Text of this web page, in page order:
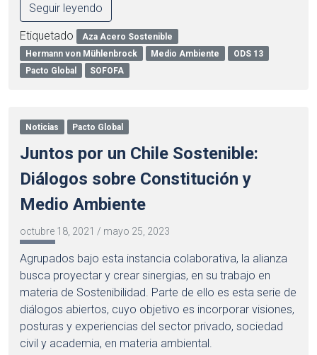
Seguir leyendo
Etiquetado
Aza Acero Sostenible
Hermann von Mühlenbrock
Medio Ambiente
ODS 13
Pacto Global
SOFOFA
Noticias Pacto Global
Juntos por un Chile Sostenible:
Diálogos sobre Constitución y
Medio Ambiente
octubre 18, 2021 / mayo 25, 2023
Agrupados bajo esta instancia colaborativa, la alianza
busca proyectar y crear sinergias, en su trabajo en
materia de Sostenibilidad. Parte de ello es esta serie de
diálogos abiertos, cuyo objetivo es incorporar visiones,
posturas y experiencias del sector privado, sociedad
civil y academia, en materia ambiental.